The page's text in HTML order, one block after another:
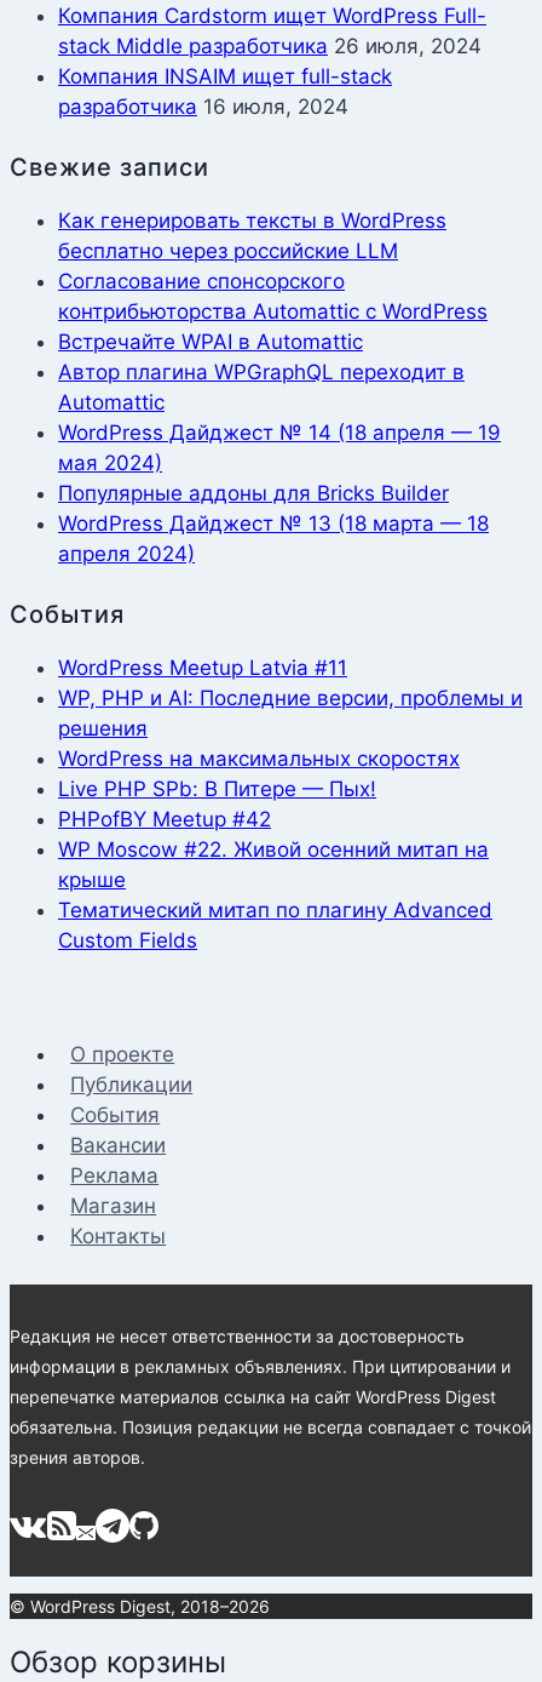
Компания Cardstorm ищет WordPress Full-
stack Middle разработчика 26 июля, 2024
Компания INSAIM ищет full-stack
разработчика 16 июля, 2024
Свежие записи
Как генерировать тексты в WordPress
бесплатно через российские LLM
Согласование спонсорского
контрибьюторства Automattic с WordPress
Встречайте WPAI в Automattic
Автор плагина WPGraphQL переходит в
Automattic
WordPress Дайджест № 14 (18 апреля — 19
мая 2024)
Популярные аддоны для Bricks Builder
WordPress Дайджест № 13 (18 марта — 18
апреля 2024)
События
WordPress Meetup Latvia #11
WP, PHP и AI: Последние версии, проблемы и
решения
WordPress на максимальных скоростях
Live PHP SPb: В Питере — Пых!
PHPofBY Meetup #42
WP Moscow #22. Живой осенний митап на
крыше
Тематический митап по плагину Advanced
Custom Fields
О проекте
Публикации
События
Вакансии
Реклама
Магазин
Контакты
Редакция не несет ответственности за достоверность
информации в рекламных объявлениях. При цитировании и
перепечатке материалов ссылка на сайт WordPress Digest
обязательна. Позиция редакции не всегда совпадает с точкой
зрения авторов.
© WordPress Digest, 2018–2026
Обзор корзины